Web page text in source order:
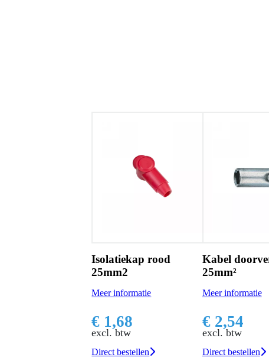
Isolatiekap rood
25mm2
Meer informatie
€ 1,68
excl. btw
Direct bestellen
Kabel
25mm²
Meer informatie
€ 2,54
excl. btw
Direct bestellen